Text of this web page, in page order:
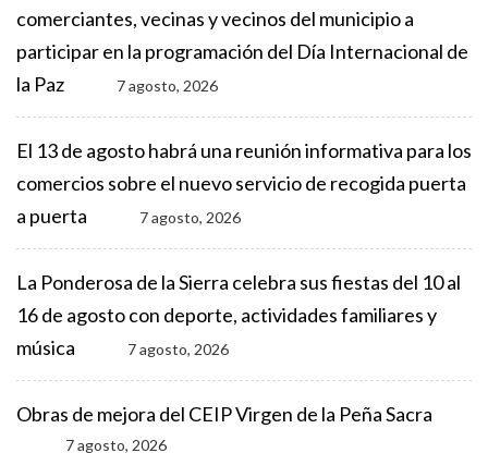
comerciantes, vecinas y vecinos del municipio a
participar en la programación del Día Internacional de
la Paz
7 agosto, 2026
El 13 de agosto habrá una reunión informativa para los
comercios sobre el nuevo servicio de recogida puerta
a puerta
7 agosto, 2026
La Ponderosa de la Sierra celebra sus fiestas del 10 al
16 de agosto con deporte, actividades familiares y
música
7 agosto, 2026
Obras de mejora del CEIP Virgen de la Peña Sacra
7 agosto, 2026